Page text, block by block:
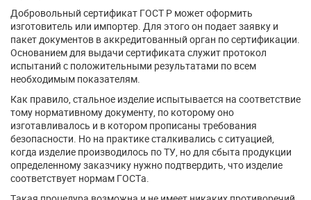
Добровольный сертификат ГОСТ Р может оформить
изготовитель или импортер. Для этого он подает заявку и
пакет документов в аккредитованный орган по сертификации.
Основанием для выдачи сертификата служит протокол
испытаний с положительными результатами по всем
необходимым показателям.
Как правило, стальное изделие испытывается на соответствие
тому нормативному документу, по которому оно
изготавливалось и в котором прописаны требования
безопасности. Но на практике сталкивались с ситуацией,
когда изделие производилось по ТУ, но для сбыта продукции
определенному заказчику нужно подтвердить, что изделие
соответствует нормам ГОСТа.